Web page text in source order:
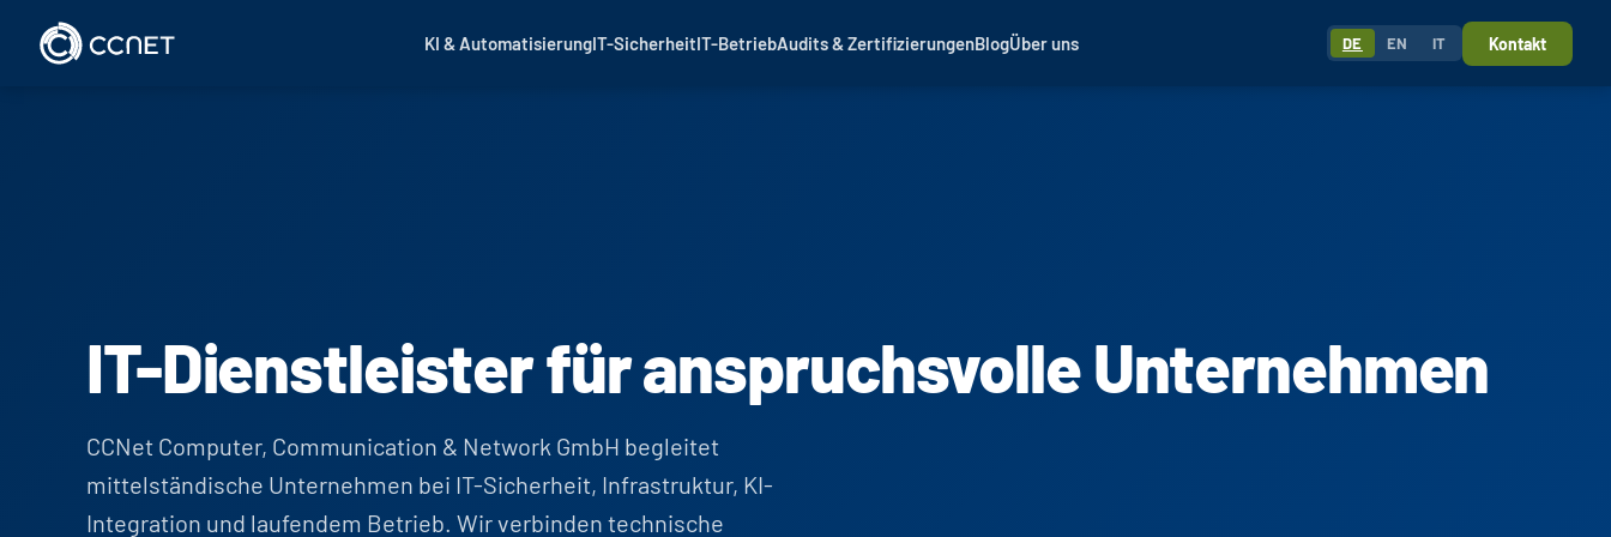
KI & AutomatisierungIT-SicherheitIT-BetriebAudits & ZertifizierungenBlogÜber uns DE EN IT Kontakt
IT-Dienstleister für anspruchsvolle Unternehmen
CCNet Computer, Communication & Network GmbH begleitet
mittelständische Unternehmen bei IT-Sicherheit, Infrastruktur, KI-
Integration und laufendem Betrieb. Wir verbinden technische